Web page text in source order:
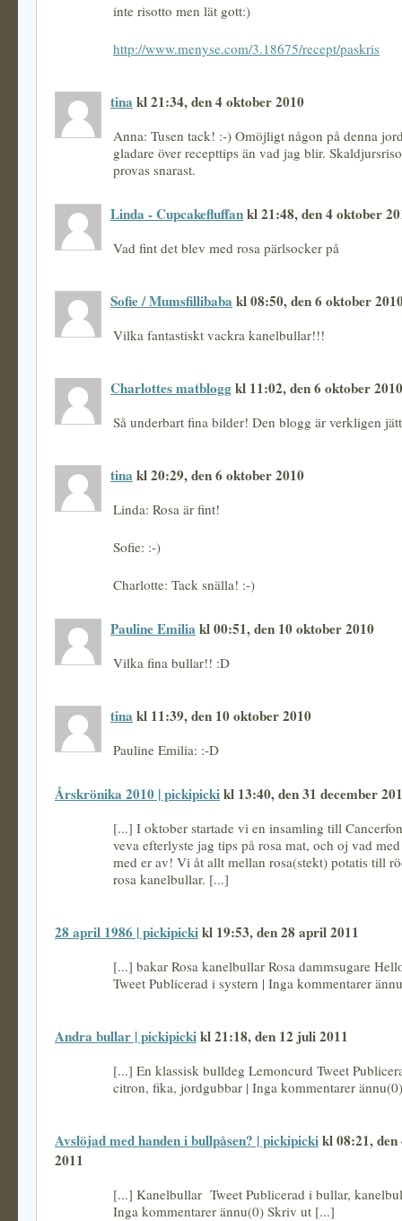
inte risotto men lät gott:)
http://www.menyse.com/3.18675/recept/paskris
tina kl 21:34, den 4 oktober 2010
Anna: Tusen tack! :-) Omöjligt någon på denna
gladare över recepttips än vad jag blir.
provas snarast.
Linda - Cupcakefluffankl 21:48, den 4 oktober
Vad fint det blev med rosa pärlsocker på
Sofie / Mumsfillibaba kl 08:50, den 6 oktober
Vilka fantastiskt vackra kanelbullar!!!
Charlottes matbloggkl 11:02, den 6 oktober 2010
Så underbart fina bilder! Den blogg är verkligen
tina kl 20:29, den 6 oktober 2010
Linda: Rosa är fint!
Sofie: :-)
Charlotte: Tack snälla! :-)
Pauline Emilia kl 00:51, den 10 oktober 2010
Vilka fina bullar!! :D
tina kl 11:39, den 10 oktober 2010
Pauline Emilia: :-D
Årskrönika 2010 | pickipickikl 13:40, den 31 december
[...] I oktober startade vi en insamling till
veva efterlyste jag tips på rosa mat, och oj vad
med er av! Vi åt allt mellan rosa(stekt) potatis till
rosa kanelbullar. [...]
28 april 1986 | pickipickikl 19:53, den 28 april 2011
[...] bakar Rosa kanelbullar Rosa dammsugare
Tweet Publicerad i systern | Inga kommentarer
Andra bullar | pickipickikl 21:18, den 12 juli 2011
[...] En klassisk bulldeg Lemoncurd Tweet
citron, fika, jordgubbar | Inga kommentarer
Avslöjad med handen i bullpåsen? | pickipickikl 08:21,
2011
[...] Kanelbullar Tweet Publicerad i bullar,
Inga kommentarer ännu(0) Skriv ut [...]